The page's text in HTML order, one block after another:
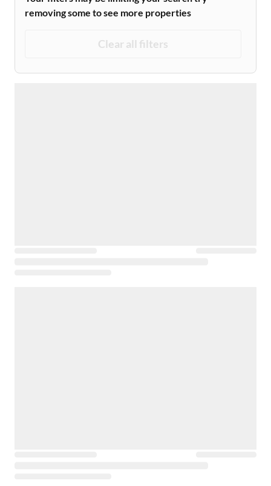
removing some to see more properties
Clear all filters